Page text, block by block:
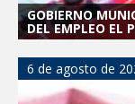
GOBIERNO
DEL EMPLEO EL
6 de agosto de